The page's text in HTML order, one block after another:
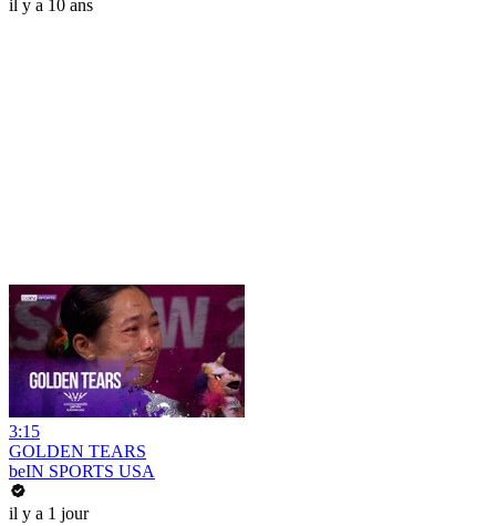
il y a 10 ans
3:15
GOLDEN TEARS
beIN SPORTS USA
il y a 1 jour